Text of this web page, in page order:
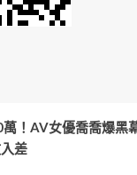
！AV女優喬喬爆黑
差